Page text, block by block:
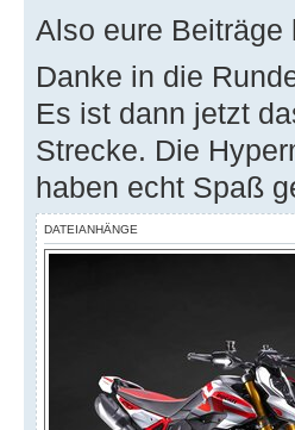
Also eure Beiträge
Danke in die
Es ist dann jetzt
Strecke. Die
haben echt Spaß
DATEIANHÄNGE